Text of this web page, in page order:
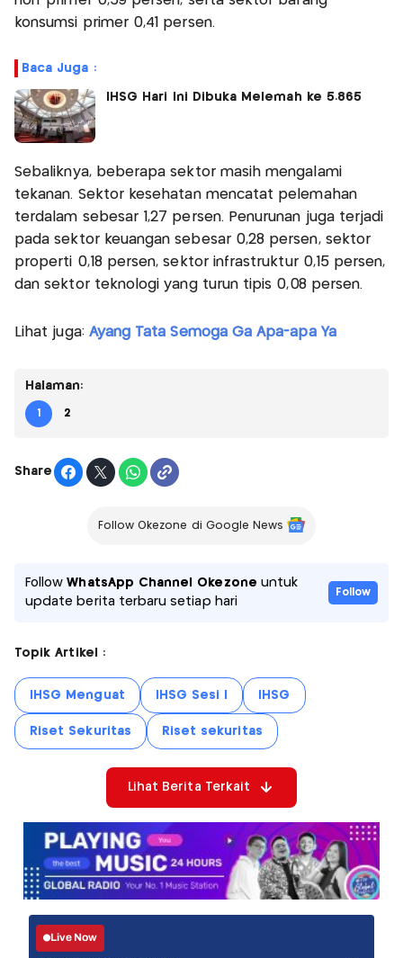
konsumsi primer 0,41 persen.
Baca Juga :
IHSG Hari Ini Dibuka Melemah ke 5.865
Sebaliknya, beberapa sektor masih mengalami
tekanan. Sektor kesehatan mencatat pelemahan
terdalam sebesar 1,27 persen. Penurunan juga terjadi
pada sektor keuangan sebesar 0,28 persen, sektor
properti 0,18 persen, sektor infrastruktur 0,15 persen,
dan sektor teknologi yang turun tipis 0,08 persen.
Lihat juga: Ayang Tata Semoga Ga Apa-apa Ya
Halaman:
1 2
Share
Follow Okezone di Google News
FollowWhatsApp Channel Okezone untuk
update berita terbaru setiap hari
Follow
Topik Artikel :
IHSG Menguat IHSG Sesi I IHSG
Riset Sekuritas Riset sekuritas
Lihat Berita Terkait
Live Now